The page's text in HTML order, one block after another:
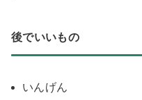
後でいいもの
いんげん